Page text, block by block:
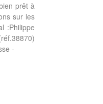
prêt à
sur les
:Philippe
-